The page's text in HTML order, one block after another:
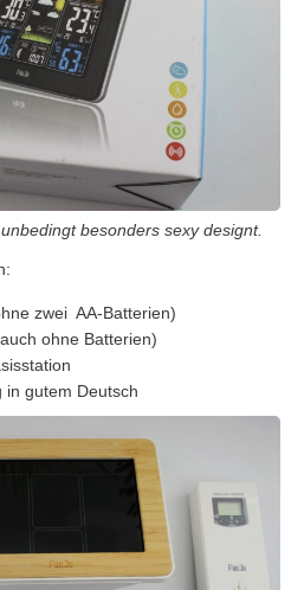
besonders sexy designt.
zwei AA-Batterien)
ohne Batterien)
in gutem Deutsch